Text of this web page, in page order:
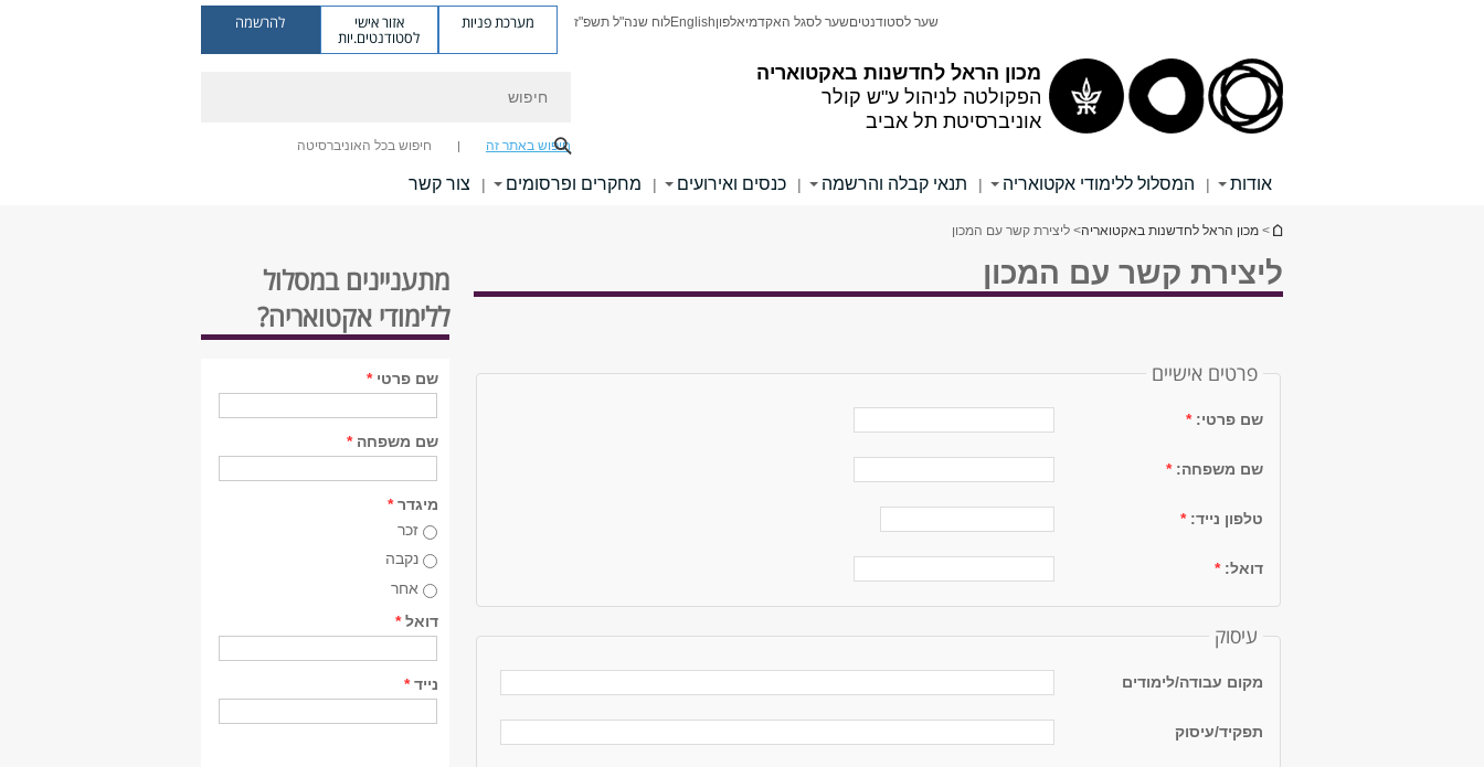
מכון הראל לחדשנות באקטואריה
הפקולטה לניהול ע"ש קולר
אוניברסיטת תל אביב
שער לסטודנטיםשער לסגל האקדמיאלפוןEnglishלוח שנה"ל תשפ"ז מערכת פניות אזור אישי
לסטודנטים.יות
להרשמה
חיפוש באתר זה חיפוש בכל האוניברסיטה
אודות | המסלול ללימודי אקטואריה | תנאי קבלה והרשמה | כנסים ואירועים | מחקרים ופרסומים | צור קשר
הינך נמצא כאן
> מכון הראל לחדשנות באקטואריה> ליצירת קשר עם המכון
ליצירת קשר עם המכון
פרטים אישיים
שם פרטי:*
שם משפחה:*
טלפון נייד:*
דואל:*
עיסוק
מקום עבודה/לימודים
תפקיד/עיסוק
מתעניינים במסלול
ללימודי אקטואריה?
שם פרטי*
שם משפחה*
מיגדר*
זכר
נקבה
אחר
דואל*
נייד*